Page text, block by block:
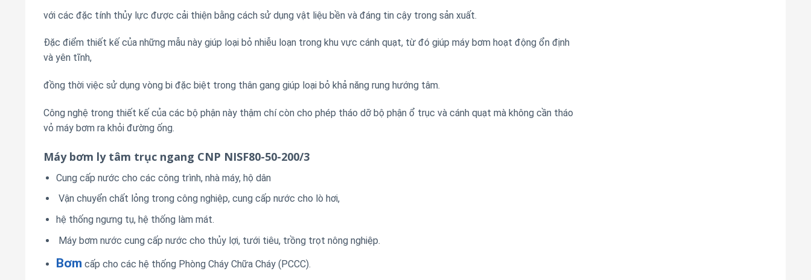
với các đặc tính thủy lực được cải thiện bằng cách sử dụng vật liệu bền và đáng tin cậy trong sản xuất.
Đặc điểm thiết kế của những mẫu này giúp loại bỏ nhiễu loạn trong khu vực cánh quạt, từ đó giúp máy bơm hoạt động ổn định
và yên tĩnh,
đồng thời việc sử dụng vòng bi đặc biệt trong thân gang giúp loại bỏ khả năng rung hướng tâm.
Công nghệ trong thiết kế của các bộ phận này thậm chí còn cho phép tháo dỡ bộ phận ổ trục và cánh quạt mà không cần tháo
vỏ máy bơm ra khỏi đường ống.
Máy bơm ly tâm trục ngang CNP NISF80-50-200/3
Cung cấp nước cho các công trình, nhà máy, hộ dân
Vận chuyển chất lỏng trong công nghiệp, cung cấp nước cho lò hơi,
hệ thống ngưng tụ, hệ thống làm mát.
Máy bơm nước cung cấp nước cho thủy lợi, tưới tiêu, trồng trọt nông nghiệp.
Bơm cấp cho các hệ thống Phòng Cháy Chữa Cháy (PCCC).